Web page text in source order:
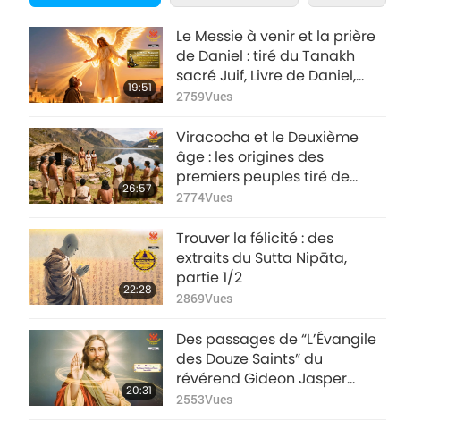
l’interview de Maître
Suprême Ching Hai
par les médias
japonais
12
15:38
Pour vivre une vie
équilibrée dans ce
monde et au Ciel,
partie 12/12:
Suprême Ching Hai
par les médias
japonais
4953
19:51
Le Messie à venir et la prière
de Daniel : tiré du Tanakh
sacré Juif, Livre de Daniel,
chapitres 9-10, partie 1/2
2759Vues
26:57
Viracocha et le Deuxième
âge : les origines des
premiers peuples tiré de
“L’histoire des Incas”, partie
2774Vues
22:28
Trouver la félicité : des
extraits du Sutta Nipāta,
partie 1/2
2869Vues
20:31
Des passages de “L’Évangile
des Douze Saints” du
révérend Gideon Jasper
Richard Ouseley (végétarien)
2553Vues